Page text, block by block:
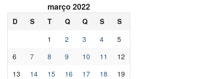
março 2022
D S T Q Q S
S
1
2 3 4
5
6
7 8 9 10 11
12
13
14 15 16 17 18
19